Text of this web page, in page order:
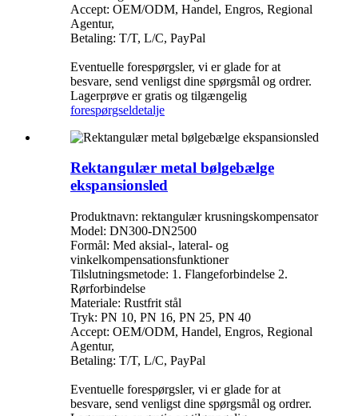
Accept: OEM/ODM, Handel, Engros, Regional
Agentur,
Betaling: T/T, L/C, PayPal
Eventuelle forespørgsler, vi er glade for at
besvare, send venligst dine spørgsmål og ordrer.
Lagerprøve er gratis og tilgængelig
forespørgseldetalje
Rektangulær metal bølgebælge
ekspansionsled
Produktnavn: rektangulær krusningskompensator
Model: DN300-DN2500
Formål: Med aksial-, lateral- og
vinkelkompensationsfunktioner
Tilslutningsmetode: 1. Flangeforbindelse 2.
Rørforbindelse
Materiale: Rustfrit stål
Tryk: PN 10, PN 16, PN 25, PN 40
Accept: OEM/ODM, Handel, Engros, Regional
Agentur,
Betaling: T/T, L/C, PayPal
Eventuelle forespørgsler, vi er glade for at
besvare, send venligst dine spørgsmål og ordrer.